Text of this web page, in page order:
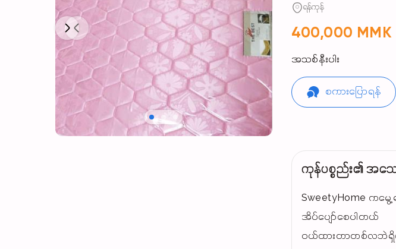
Previous
Next
ရန်ကုန်
400,000 MMK
အသစ်နီးပါး
စကားပြောရန်
ကုန်ပစ္စည်း၏ အသ
SweetyHome ကမွေ့
အိပ်ပျော်စေပါတယ်
၀ယ်ထားတာတစ်လဘဲရှိသ